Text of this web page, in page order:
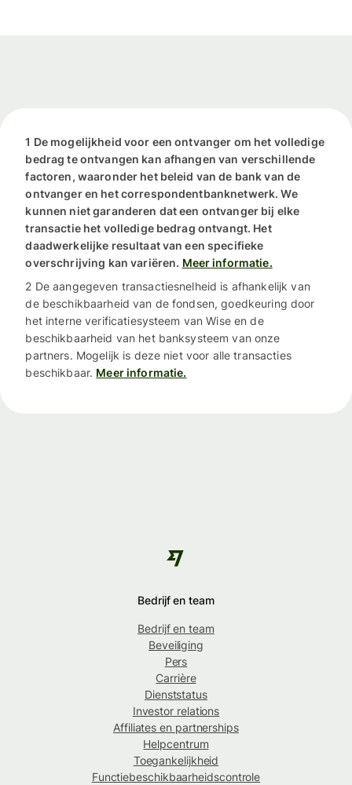
1 De mogelijkheid voor een ontvanger om het volledige
bedrag te ontvangen kan afhangen van verschillende
factoren, waaronder het beleid van de bank van de
ontvanger en het correspondentbanknetwerk. We
kunnen niet garanderen dat een ontvanger bij elke
transactie het volledige bedrag ontvangt. Het
daadwerkelijke resultaat van een specifieke
overschrijving kan variëren. Meer informatie.
2 De aangegeven transactiesnelheid is afhankelijk van
de beschikbaarheid van de fondsen, goedkeuring door
het interne verificatiesysteem van Wise en de
beschikbaarheid van het banksysteem van onze
partners. Mogelijk is deze niet voor alle transacties
beschikbaar. Meer informatie.
Bedrijf en team
Bedrijf en team
Beveiliging
Pers
Carrière
Dienststatus
Investor relations
Affiliates en partnerships
Helpcentrum
Toegankelijkheid
Functiebeschikbaarheidscontrole